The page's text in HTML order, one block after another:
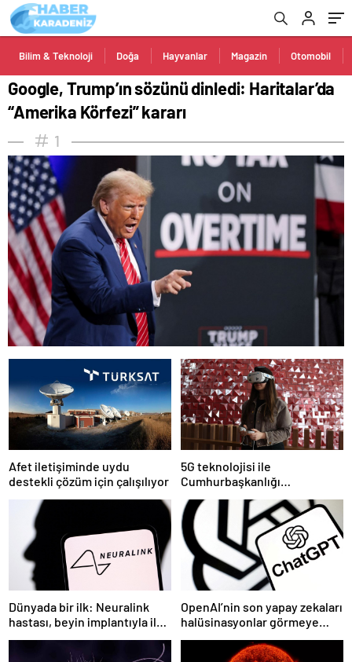
Bilim & Teknoloji Doğa Hayvanlar Magazin Otomobil
Google, Trump’ın sözünü dinledi: Haritalar’da
“Amerika Körfezi” kararı
1
Afet iletişiminde uydu
destekli çözüm için çalışılıyor
5G teknolojisi ile
Cumhurbaşkanlığı
Külliyesi’ndeki konser
AKM’ye taşındı
Dünyada bir ilk: Neuralink
hastası, beyin implantıyla ilk
kez YouTube videosu
OpenAI’nin son yapay zekaları
halüsinasyonlar görmeye
başladı